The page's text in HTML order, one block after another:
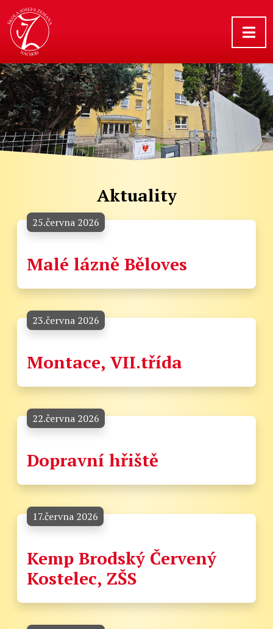
Aktuality
25.června 2026
Malé lázně Běloves
23.června 2026
Montace, VII.třída
22.června 2026
Dopravní hřiště
17.června 2026
Kemp Brodský Červený
Kostelec, ZŠS